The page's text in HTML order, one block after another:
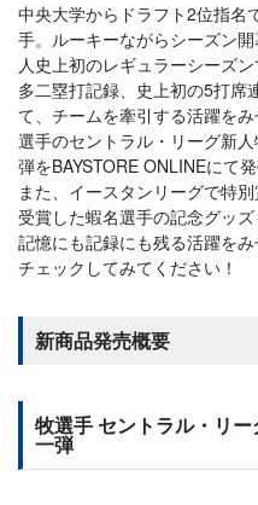
中央大学からドラフト2位指名
手。ルーキーながらシーズン
人史上初のレギュラーシーズ
多二塁打記録、史上初の5打席
て、チームを牽引する活躍を
選手のセントラル・リーグ新
弾をBAYSTORE ONLINEにて
また、イースタンリーグで特
受賞した蝦名選手の記念グッ
記憶にも記録にも残る活躍を
チェックしてみてください！
新商品発売概要
牧選手 セントラル・リ
一弾